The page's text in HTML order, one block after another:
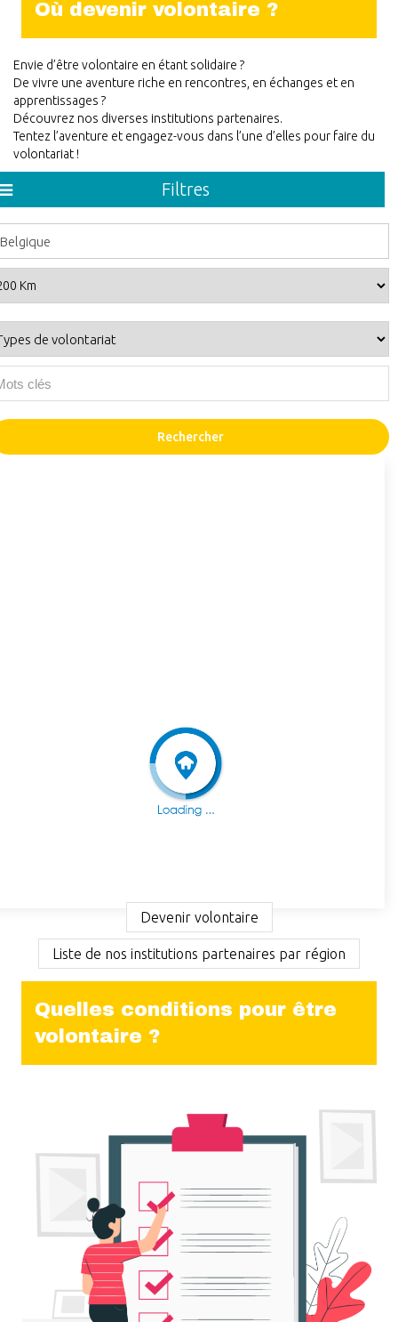
Où devenir volontaire ?
Envie d’être volontaire en étant solidaire ?
De vivre une aventure riche en rencontres, en échanges et en
apprentissages ?
Découvrez nos diverses institutions partenaires.
Tentez l’aventure et engagez-vous dans l’une d’elles pour faire du
volontariat !
Filtres
Devenir volontaire
Liste de nos institutions partenaires par région
Quelles conditions pour être
volontaire ?